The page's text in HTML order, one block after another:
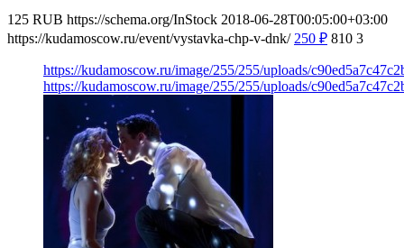
125 RUB https://schema.org/InStock 2018-06-28T00:05:00+03:00
https://kudamoscow.ru/event/vystavka-chp-v-dnk/ 250 ₽ 810 3
https://kudamoscow.ru/image/255/255/uploads/
https://kudamoscow.ru/image/255/255/uploads/